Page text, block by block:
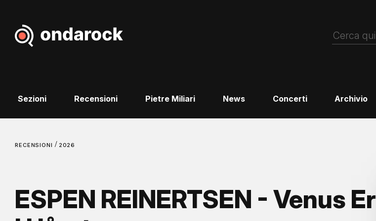
Sezioni Recensioni Pietre Miliari News Concerti Archivio
RECENSIONI / 2026
ESPEN REINERTSEN - Venus Er